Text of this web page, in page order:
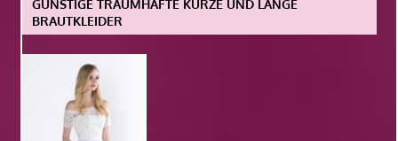
GÜNSTIGE TRAUMHAFTE KURZE UND LANGE
BRAUTKLEIDER